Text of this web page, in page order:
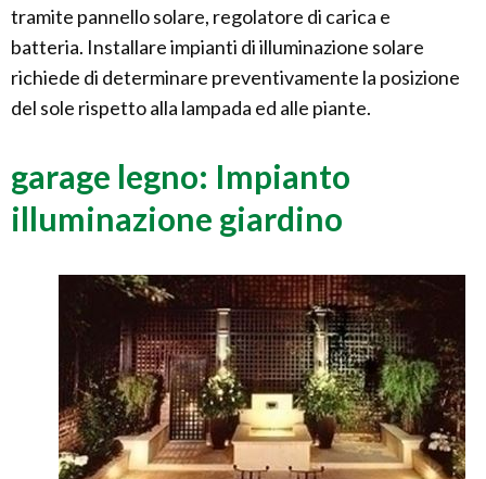
tramite pannello solare, regolatore di carica e
batteria. Installare impianti di illuminazione solare
richiede di determinare preventivamente la posizione
del sole rispetto alla lampada ed alle piante.
garage legno: Impianto
illuminazione giardino